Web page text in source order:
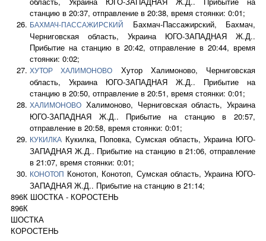
станцию в 20:37, отправление в 20:38, время стоянки: 0:01;
БАХМАЧ-ПАССАЖИРСКИЙ
Бахмач-Пассажирский, Бахмач,
Черниговская область, Украина ЮГО-ЗАПАДНАЯ Ж.Д..
Прибытие на станцию в 20:42, отправление в 20:44, время
стоянки: 0:02;
ХУТОР ХАЛИМОНОВО
Хутор Халимоново, Черниговская
область, Украина ЮГО-ЗАПАДНАЯ Ж.Д.. Прибытие на
станцию в 20:50, отправление в 20:51, время стоянки: 0:01;
ХАЛИМОНОВО Халимоново, Черниговская область, Украина
ЮГО-ЗАПАДНАЯ Ж.Д.. Прибытие на станцию в 20:57,
отправление в 20:58, время стоянки: 0:01;
КУКИЛКА Кукилка, Поповка, Сумская область, Украина ЮГО-
ЗАПАДНАЯ Ж.Д.. Прибытие на станцию в 21:06, отправление
в 21:07, время стоянки: 0:01;
КОНОТОП Конотоп, Конотоп, Сумская область, Украина ЮГО-
ЗАПАДНАЯ Ж.Д.. Прибытие на станцию в 21:14;
896К ШОСТКА - КОРОСТЕНЬ
896К
ШОСТКА
КОРОСТЕНЬ